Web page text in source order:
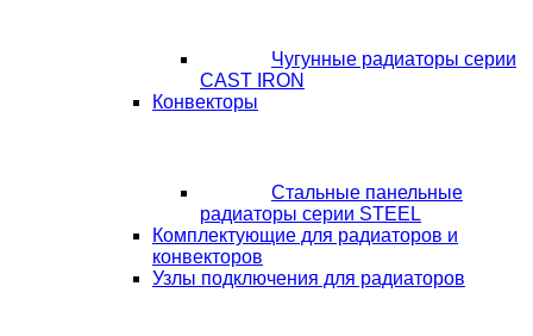
Чугунные радиаторы серии
CAST IRON
Конвекторы
Стальные панельные
радиаторы серии STEEL
Комплектующие для радиаторов и
конвекторов
Узлы подключения для радиаторов